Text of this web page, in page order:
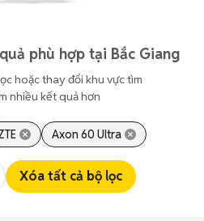
phù hợp tại Bắc Giang
hoặc thay đổi khu vực tìm
nhiều kết quả hơn
Axon 60 Ultra
Xóa tất cả bộ lọc